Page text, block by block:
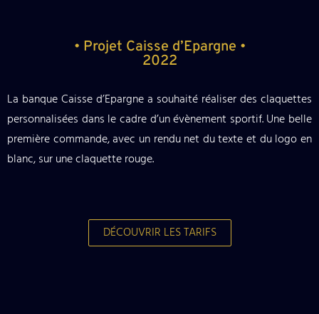
• Projet Caisse d’Epargne •
2022
La banque Caisse d’Epargne a souhaité réaliser des claquettes
personnalisées dans le cadre d’un évènement sportif. Une belle
première commande, avec un rendu net du texte et du logo en
blanc, sur une claquette rouge.
DÉCOUVRIR LES TARIFS